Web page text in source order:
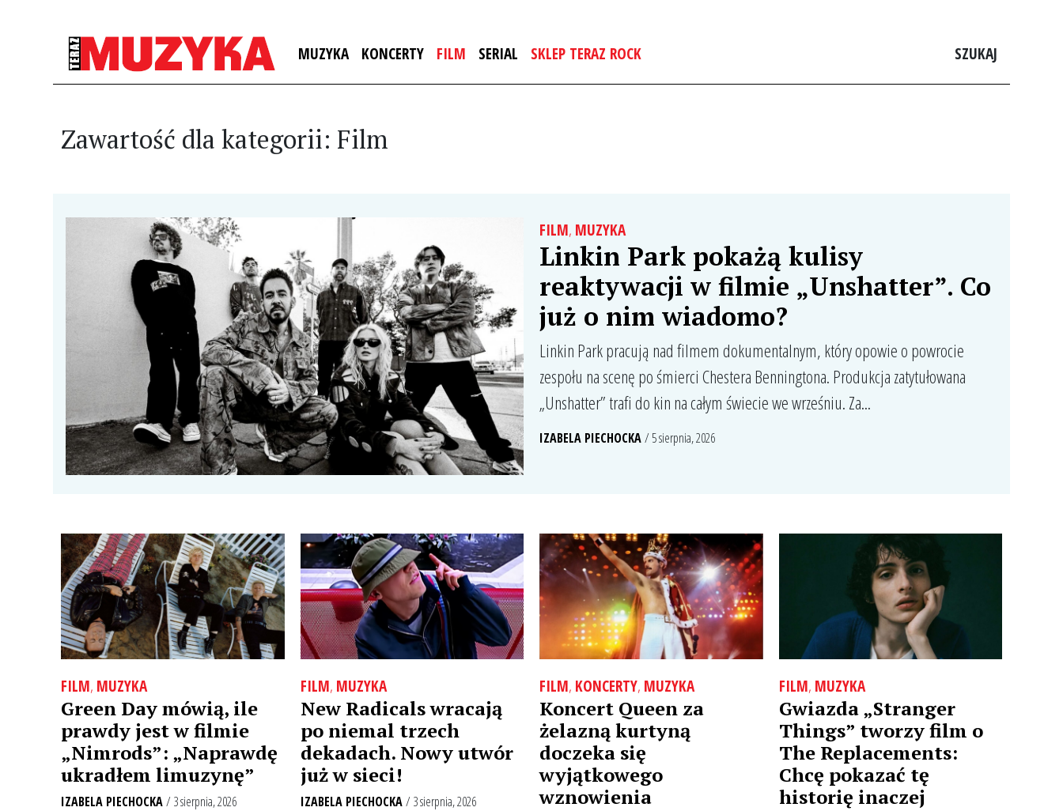
MUZYKA KONCERTY FILM SERIAL SKLEP TERAZ ROCK SZUKAJ
Zawartość dla kategorii: Film
FILM, MUZYKA
Linkin Park pokażą kulisy
reaktywacji w filmie „Unshatter”. Co
już o nim wiadomo?
Linkin Park pracują nad filmem dokumentalnym, który opowie o powrocie
zespołu na scenę po śmierci Chestera Benningtona. Produkcja zatytułowana
„Unshatter” trafi do kin na całym świecie we wrześniu. Za...
IZABELA PIECHOCKA/ 5 sierpnia, 2026
FILM, MUZYKA
Green Day mówią, ile
prawdy jest w filmie
„Nimrods”: „Naprawdę
ukradłem limuzynę”
IZABELA PIECHOCKA/ 3 sierpnia, 2026
FILM, MUZYKA
New Radicals wracają
po niemal trzech
dekadach. Nowy utwór
już w sieci!
IZABELA PIECHOCKA / 3 sierpnia, 2026
FILM, KONCERTY, MUZYKA
Koncert Queen za
żelazną kurtyną
doczeka się
wyjątkowego
wznowienia
FILM, MUZYKA
Gwiazda „Stranger
Things” tworzy film o
The Replacements:
Chcę pokazać tę
historię inaczej